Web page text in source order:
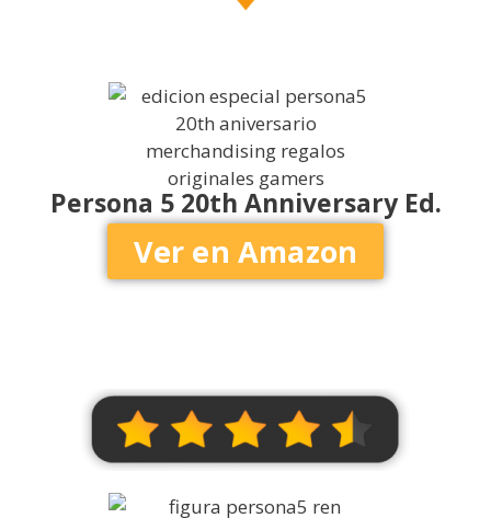
Persona 5 20th Anniversary Ed.
Ver en Amazon